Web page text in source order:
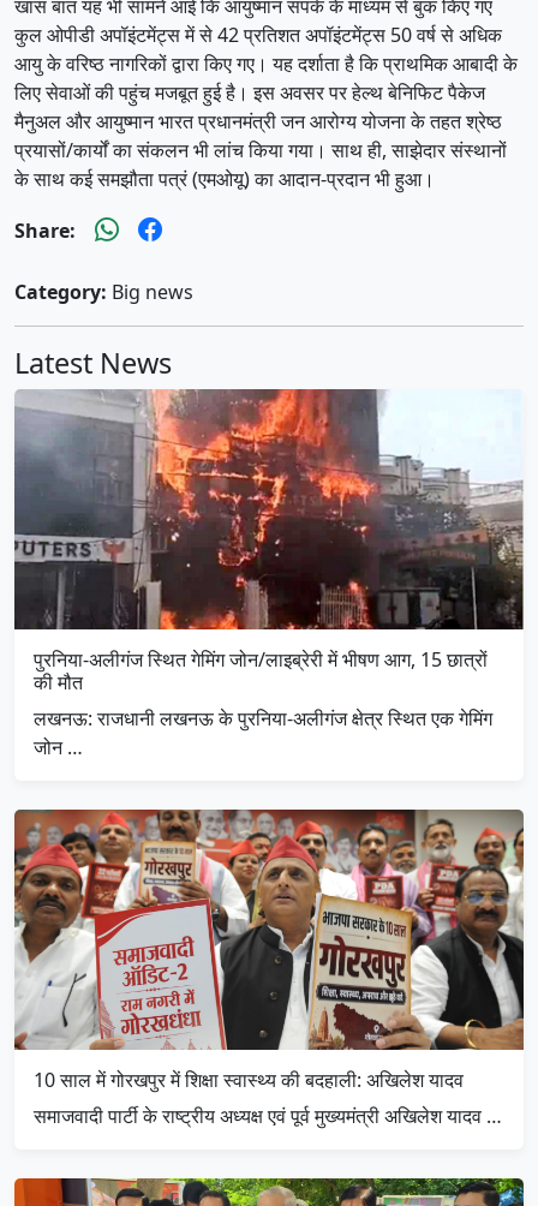
खास बात यह भी सामने आई कि आयुष्मान संपर्क के माध्यम से बुक किए गए
कुल ओपीडी अपॉइंटमेंट्स में से 42 प्रतिशत अपॉइंटमेंट्स 50 वर्ष से अधिक
आयु के वरिष्ठ नागरिकों द्वारा किए गए। यह दर्शाता है कि प्राथमिक आबादी के
लिए सेवाओं की पहुंच मजबूत हुई है। इस अवसर पर हेल्थ बेनिफिट पैकेज
मैनुअल और आयुष्मान भारत प्रधानमंत्री जन आरोग्य योजना के तहत श्रेष्ठ
प्रयासों/कार्यों का संकलन भी लांच किया गया। साथ ही, साझेदार संस्थानों
के साथ कई समझौता पत्रं (एमओयू) का आदान-प्रदान भी हुआ।
Share:
Category: Big news
Latest News
पुरनिया-अलीगंज स्थित गेमिंग जोन/लाइब्रेरी में भीषण आग, 15 छात्रों
की मौत
लखनऊ: राजधानी लखनऊ के पुरनिया-अलीगंज क्षेत्र स्थित एक गेमिंग
जोन …
10 साल में गोरखपुर में शिक्षा स्वास्थ्य की बदहाली: अखिलेश यादव
समाजवादी पार्टी के राष्ट्रीय अध्यक्ष एवं पूर्व मुख्यमंत्री अखिलेश यादव …